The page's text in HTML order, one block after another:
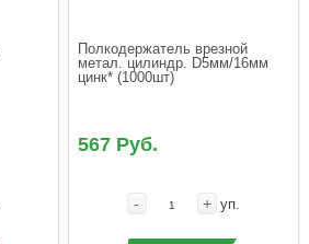
Полкодержатель врезной
метал. цилиндр. D5мм/16мм
цинк* (1000шт)
567 Руб.
- + уп.